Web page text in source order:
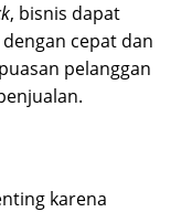
, bisnis dapat
cepat dan
pelanggan
karena